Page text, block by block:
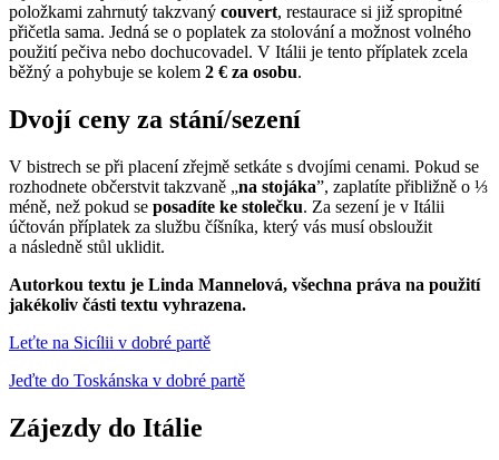
položkami zahrnutý takzvaný couvert, restaurace si již spropitné
přičetla sama. Jedná se o poplatek za stolování a možnost volného
použití pečiva nebo dochucovadel. V Itálii je tento příplatek zcela
běžný a pohybuje se kolem 2 € za osobu.
Dvojí ceny za stání/sezení
V bistrech se při placení zřejmě setkáte s dvojími cenami. Pokud se
rozhodnete občerstvit takzvaně „na stojáka”, zaplatíte přibližně o ⅓
méně, než pokud se posadíte ke stolečku. Za sezení je v Itálii
účtován příplatek za službu číšníka, který vás musí obsloužit
a následně stůl uklidit.
Autorkou textu je Linda Mannelová, všechna práva na použití
jakékoliv části textu vyhrazena.
Leťte na Sicílii v dobré partě
Jeďte do Toskánska v dobré partě
Zájezdy do Itálie